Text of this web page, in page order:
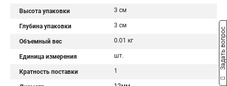
Высота упаковки 3 см
Глубина упаковки 3 см
Объемный вес 0.01 кг
Единица измерения шт.
Кратность поставки 1 Задать вопрос